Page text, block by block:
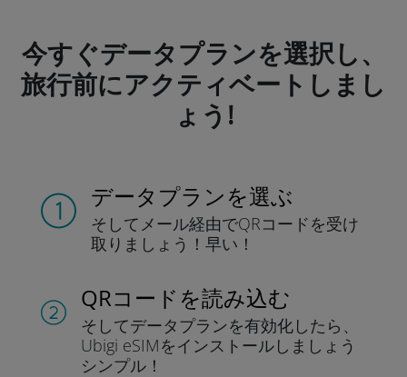
今すぐデータプランを選択し、
旅行前にアクティベートしまし
ょう!
データプランを選ぶ
そしてメール経由でQRコードを受け
取りましょう！早い！
QRコードを読み込む
そしてデータプランを有効化したら、
Ubigi eSIMをインストールしま しょう
シンプル！